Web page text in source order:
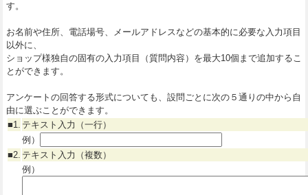
す。
お名前や住所、電話場号、メールアドレスなどの基本的に必要な入力項目
以外に、
ショップ様独自の固有の入力項目（質問内容）を最大10個まで追加するこ
とができます。
アンケートの回答する形式についても、設問ごとに次の５通りの中から自
由に選ぶことができます。
■1. テキスト入力（一行）
例）
■2. テキスト入力（複数）
例）